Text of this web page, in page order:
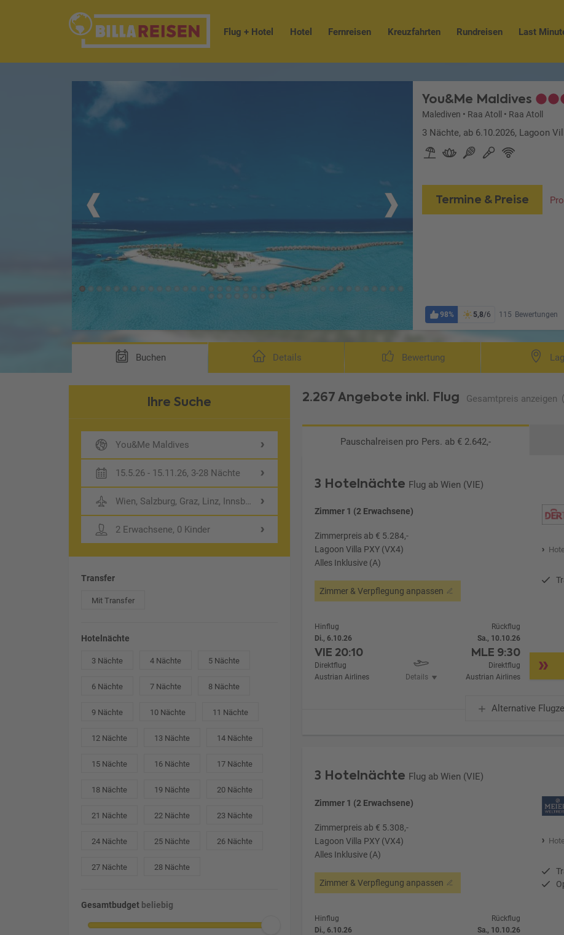
Flug + Hotel Hotel Fernreisen Kreuzfahrten Rundreisen Last
You&Me Maldives
Malediven • Raa Atoll • Raa Atoll
3 Nächte, ab 6.10.2026, Lagoon
Termine & Preise
98% 5,8/6 115 Bewertungen
Buchen Details Bewertung
Ihre Suche
You&Me Maldives
15.5.26 - 15.11.26, 3-28 Nächte
Wien, Salzburg, Graz, Linz, Innsbruck, München
2 Erwachsene, 0 Kinder
Transfer
Mit Transfer
Hotelnächte
3 Nächte 4 Nächte 5 Nächte
6 Nächte 7 Nächte 8 Nächte
9 Nächte 10 Nächte 11 Nächte
12 Nächte 13 Nächte 14 Nächte
15 Nächte 16 Nächte 17 Nächte
18 Nächte 19 Nächte 20 Nächte
21 Nächte 22 Nächte 23 Nächte
24 Nächte 25 Nächte 26 Nächte
27 Nächte 28 Nächte
Gesamtbudget beliebig
2.267 Angebote inkl. Flug Gesamtpreis anzeigen
Pauschalreisen pro Pers. ab € 2.642,-
3 Hotelnächte Flug ab Wien (VIE)
Zimmer 1 (2 Erwachsene)
Zimmerpreis ab € 5.284,-
Lagoon Villa PXY (VX4)
Alles Inklusive (A)
Zimmer & Verpflegung anpassen
Hinflug
Di., 6.10.26
VIE 20:10
Direktflug
Austrian Airlines
Details
Rückflug
Sa., 10.10.26
MLE 9:30
Direktflug
Austrian Airlines
Alternative
3 Hotelnächte Flug ab Wien (VIE)
Zimmer 1 (2 Erwachsene)
Zimmerpreis ab € 5.308,-
Lagoon Villa PXY (VX4)
Alles Inklusive (A)
Zimmer & Verpflegung anpassen
Hinflug
Di., 6.10.26
Rückflug
Sa., 10.10.26